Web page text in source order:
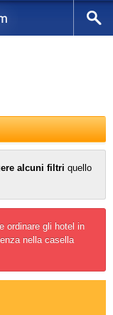
alcuni filtri quello
ordinare gli hotel in
nella casella